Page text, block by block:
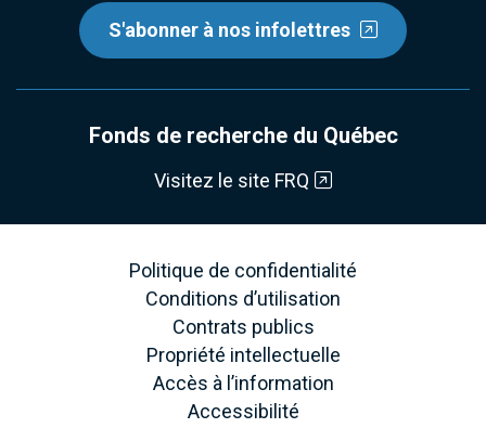
S'abonner à nos infolettres
Fonds de recherche du Québec
Visitez le site FRQ
Politique de confidentialité
Conditions d’utilisation
Contrats publics
Propriété intellectuelle
Accès à l’information
Accessibilité